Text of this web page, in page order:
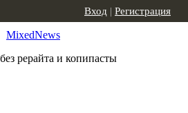
MixedNews
рерайта и копипасты
Вход | Регистрация